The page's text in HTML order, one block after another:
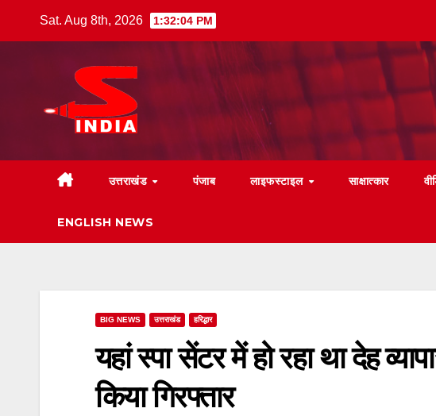
Sat. Aug 8th, 2026 1:32:05 PM
उत्तराखंड पंजाब लाइफस्टाइल साक्षात्कार
ENGLISH NEWS
BIG NEWS उत्तराखंड हरिद्धार
यहां स्पा सेंटर में हो रहा था देह
किया गिरफ्तार